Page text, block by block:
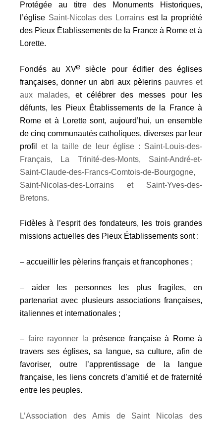
Protégée au titre des Monuments Historiques,
l’église Saint-Nicolas des Lorrains est la propriété
des Pieux Établissements de la France à Rome et à
Lorette.
Fondés au XVe siècle pour édifier des églises
françaises, donner un abri aux pèlerins pauvres et
aux malades, et célébrer des messes pour les
défunts, les Pieux Établissements de la France à
Rome et à Lorette sont, aujourd’hui, un ensemble
de cinq communautés catholiques, diverses par leur
profil et la taille de leur église : Saint-Louis-des-
Français, La Trinité-des-Monts, Saint-André-et-
Saint-Claude-des-Francs-Comtois-de-Bourgogne,
Saint-Nicolas-des-Lorrains et Saint-Yves-des-
Bretons.
Fidèles à l’esprit des fondateurs, les trois grandes
missions actuelles des Pieux Établissements sont :
– accueillir les pèlerins français et francophones ;
– aider les personnes les plus fragiles, en
partenariat avec plusieurs associations françaises,
italiennes et internationales ;
– faire rayonner la présence française à Rome à
travers ses églises, sa langue, sa culture, afin de
favoriser, outre l’apprentissage de la langue
française, les liens concrets d’amitié et de fraternité
entre les peuples.
L’Association des Amis de Saint Nicolas des